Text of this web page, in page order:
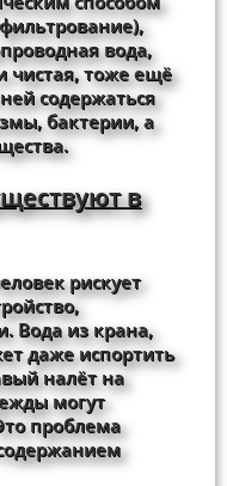
вода,
чистая, тоже ещё
содержаться
бактерии, а
в
рискует
Вода из крана,
даже испортить
налёт на
могут
проблема